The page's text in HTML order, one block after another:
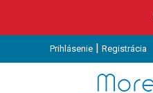
Prihlásenie | Registrácia